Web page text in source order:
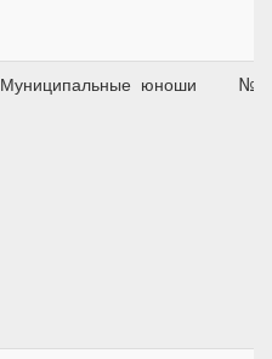
Муниципальные юноши №3,